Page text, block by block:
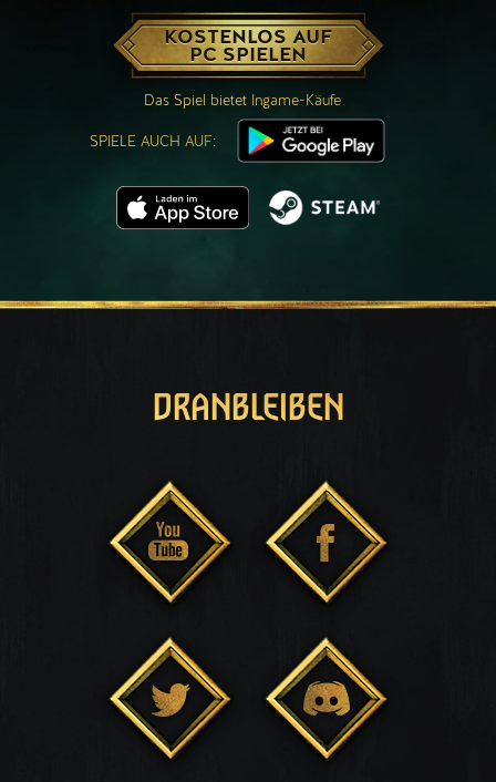
KOSTENLOS AUF
PC SPIELEN
Das Spiel bietet Ingame-Käufe
SPIELE AUCH AUF:
DRANBLEIBEN